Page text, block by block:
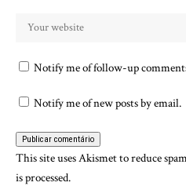
Notify me of follow-up
Notify me of new posts by email.
This site uses Akismet to reduce
is processed.